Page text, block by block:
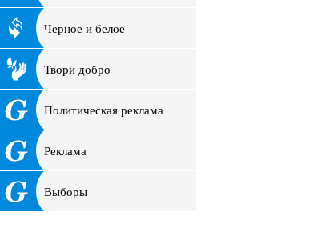
Черное и белое
Твори добро
Политическая реклама
Реклама
Выборы